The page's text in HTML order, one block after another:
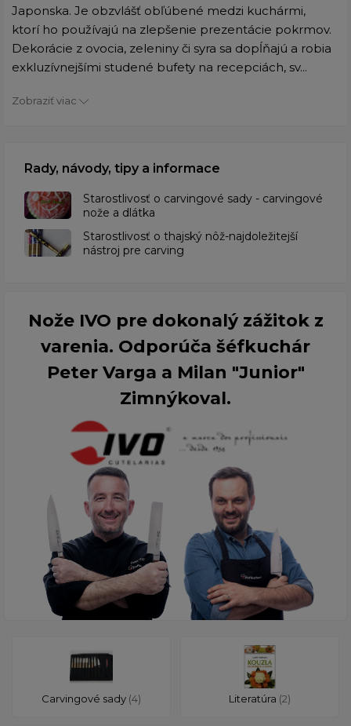
Japonska. Je obzvlášť obľúbené medzi kuchármi,
ktorí ho používajú na zlepšenie prezentácie pokrmov.
Dekorácie z ovocia, zeleniny či syra sa dopĺňajú a robia
exkluzívnejšími studené bufety na recepciách, sv...
Zobraziť viac
Rady, návody, tipy a informace
Starostlivosť o carvingové sady - carvingové
nože a dlátka
Starostlivosť o thajský nôž-najdoležitejší
nástroj pre carving
Nože IVO pre dokonalý zážitok z
varenia. Odporúča šéfkuchár
Peter Varga a Milan "Junior"
Zimnýkoval.
Carvingové sady (4) Literatúra (2)